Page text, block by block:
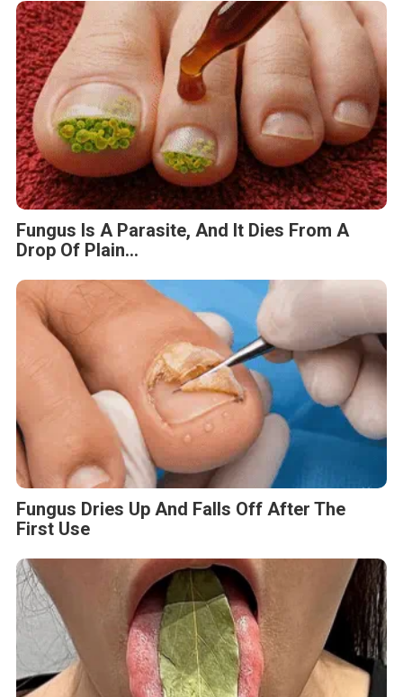
Fungus Is A Parasite, And It Dies From A
Drop Of Plain...
Fungus Dries Up And Falls Off After The
First Use